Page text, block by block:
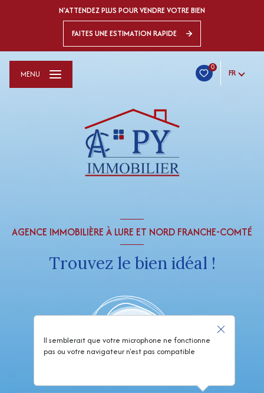
N'ATTENDEZ PLUS POUR VENDRE VOTRE BIEN
FAITES UNE ESTIMATION RAPIDE
0
FR
MENU
AGENCE IMMOBILIÈRE À LURE ET NORD FRANCHE-COMTÉ
Trouvez le bien idéal !
Il semblerait que votre microphone ne fonctionne
pas ou votre navigateur n'est pas compatible